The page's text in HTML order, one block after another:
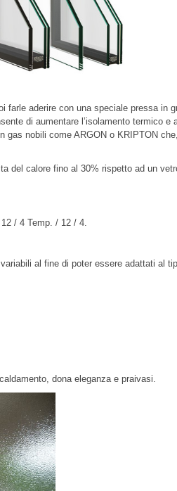
aderire con una speciale pressa in
di aumentare l’isolamento termico
nobili come ARGON o KRIPTON
del calore fino al 30% rispetto ad un
/ 4 Temp. / 12 / 4.
al fine di poter essere adattati al
dona eleganza e praivasi.